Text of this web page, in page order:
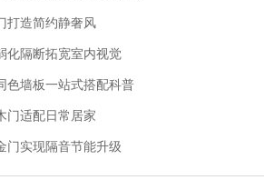
打造简约静奢风
化隔断拓宽室内视觉
色墙板一站式搭配科普
门适配日常居家
门实现隔音节能升级